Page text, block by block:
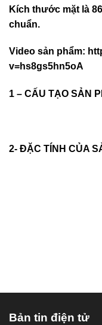
Kích thước mặt là
chuẩn.
Video sản phẩm:
v=hs8gs5hn5oA
1 – CẤU TẠO SẢN
2- ĐẶC TÍNH CỦA
Bản tin điện tử